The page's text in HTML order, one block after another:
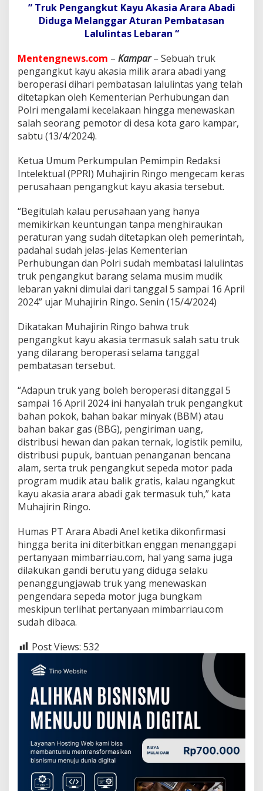
g
a
n
k
u
t
K
a
y
u
A
s
i
a
P
A
A
,
!
!
'
P
T
A
A
n
g
g
e
r
k
o
m
e
n
t
a
'
” Truk Pengangkut Kayu Akasia Arara Abadi
Diduga Melanggar Aturan Pembatasan
Lalulintas Lebaran “
Mentengnews.com – Kampar– Sebuah truk
pengangkut kayu akasia milik arara abadi yang
beroperasi dihari pembatasan lalulintas yang telah
ditetapkan oleh Kementerian Perhubungan dan
Polri mengalami kecelakaan hingga menewaskan
salah seorang pemotor di desa kota garo kampar,
sabtu (13/4/2024).
Ketua Umum Perkumpulan Pemimpin Redaksi
Intelektual (PPRI) Muhajirin Ringo mengecam keras
perusahaan pengangkut kayu akasia tersebut.
“Begitulah kalau perusahaan yang hanya
memikirkan keuntungan tanpa menghiraukan
peraturan yang sudah ditetapkan oleh pemerintah,
padahal sudah jelas-jelas Kementerian
Perhubungan dan Polri sudah membatasi lalulintas
truk pengangkut barang selama musim mudik
lebaran yakni dimulai dari tanggal 5 sampai 16 April
2024” ujar Muhajirin Ringo. Senin (15/4/2024)
Dikatakan Muhajirin Ringo bahwa truk
pengangkut kayu akasia termasuk salah satu truk
yang dilarang beroperasi selama tanggal
pembatasan tersebut.
“Adapun truk yang boleh beroperasi ditanggal 5
sampai 16 April 2024 ini hanyalah truk pengangkut
bahan pokok, bahan bakar minyak (BBM) atau
bahan bakar gas (BBG), pengiriman uang,
distribusi hewan dan pakan ternak, logistik pemilu,
distribusi pupuk, bantuan penanganan bencana
alam, serta truk pengangkut sepeda motor pada
program mudik atau balik gratis, kalau ngangkut
kayu akasia arara abadi gak termasuk tuh,” kata
Muhajirin Ringo.
Humas PT Arara Abadi Anel ketika dikonfirmasi
hingga berita ini diterbitkan enggan menanggapi
pertanyaan mimbarriau.com, hal yang sama juga
dilakukan gandi berutu yang diduga selaku
penanggungjawab truk yang menewaskan
pengendara sepeda motor juga bungkam
meskipun terlihat pertanyaan mimbarriau.com
sudah dibaca.
Post Views: 532